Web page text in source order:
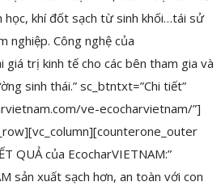
học, khí đốt sạch từ sinh khối…tái sử
nghiệp. Công nghệ của
giá trị kinh tế cho các bên tham gia và
sinh thái.” sc_btntxt=”Chi tiết”
ve-ecocharvietnam/”]
QUẢ của EcocharVIETNAM:”
sản xuất sạch hơn, an toàn với con